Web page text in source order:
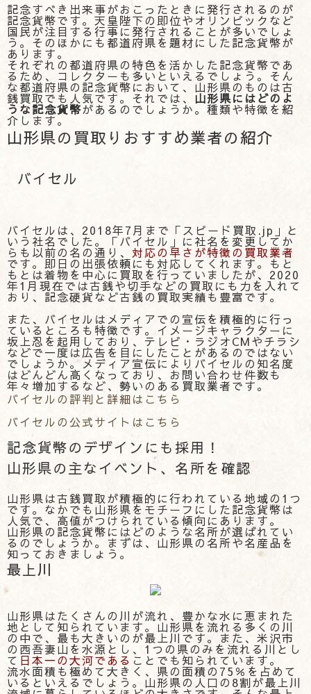
記念すべき出来事がおこったときに発行されるのが
記念貨幣です。天皇陛下の即位やオリンピックなど
国民が注目する行事に発行されることが多いでしょ
う。そのほかにも都道府県を題材にした記念貨幣が
あります。
それぞれの都道府県の特色を活かした記念貨幣であ
るため、コレクターも多いといえるでしょう。そん
な都道府県の記念貨幣において、山形県のものは古
銭買取でも人気です。それでは、 山形県にはどのよ
うな記念貨幣があるのでしょうか。種類や特徴を紹
介します。
山形県の買取りおすすめ業者の紹介
バイセル
バイセルは、2018年7月まで「スピード買取.jp」と
いう社名でした。「バイセル」に社名を変更してか
らも以前の名の通り、 対応の早さが特徴の買取業者
です。即日の出張依頼にも対応してくれます。もと
もとは着物を中心に買取を行っていましたが、2020
年1月現在では古銭や切手などの買取にも力を入れて
おり、記念硬貨など古銭の買取実績も豊富です。
また、バイセルはメディアでの宣伝を積極的に行っ
ているところも特徴です。イメージキャラクターに
坂上忍を起用しており、テレビ・ラジオCMやチラシ
などで一度は広告を目にしたことがあるのではない
でしょうか。メディア宣伝によりバイセルの知名度
はどんどん高くなっており、お問い合わせ件数も
年々増加するなど、勢いのある買取業者です。
バイセルの評判と詳細はこちら
バイセルの公式サイトはこちら
記念貨幣のデザインにも採用！
山形県の主なイベント、名所を確認
山形県は古銭買取が積極的に行われている地域の1つ
です。なかでも山形県をモチーフにした記念貨幣は
人気で、高値がつけられている傾向にあります。
山形県の記念貨幣にはどのような名所が選ばれてい
るのでしょうか。まずは、山形県の名所や名産品を
知っておきましょう。
最上川
山形県はたくさんの川が流れ、豊かな水に恵まれた
地として知られています。山形県を流れる多くの川
の中で、最も大きいのが最上川です。また、米沢市
の西吾妻山を水源とし、1つの県のみを流れる川とし
て 日本一の大河である ことでも知られています。
流水面積も極めて大きく、県の面積の75％を占めて
いるといえるでしょう。山形県の人口の8割が最上川